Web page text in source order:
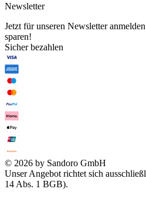
Newsletter
Jetzt für unseren Newsletter
sparen!
Sicher bezahlen
© 2026 by Sandoro GmbH
Unser Angebot richtet sich
14 Abs. 1 BGB).